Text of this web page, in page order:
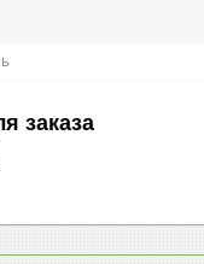
заказа